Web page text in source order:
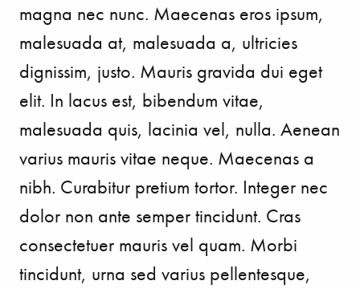
magna nec nunc. Maecenas eros ipsum,
malesuada at, malesuada a, ultricies
dignissim, justo. Mauris gravida dui eget
elit. In lacus est, bibendum vitae,
malesuada quis, lacinia vel, nulla. Aenean
varius mauris vitae neque. Maecenas a
nibh. Curabitur pretium tortor. Integer nec
dolor non ante semper tincidunt. Cras
consectetuer mauris vel quam. Morbi
tincidunt, urna sed varius pellentesque,